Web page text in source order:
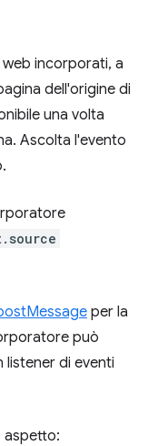
incorporati, a
dell'origine di
una volta
Ascolta l'evento
per la
può
di eventi
aspetto: